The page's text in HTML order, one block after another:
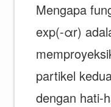
Mengapa
exp(-αr)
partikel
dengan hati-